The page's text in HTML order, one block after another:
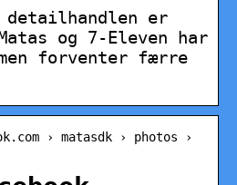
er
og 7-Eleven har
forventer færre
› matasdk › photos ›